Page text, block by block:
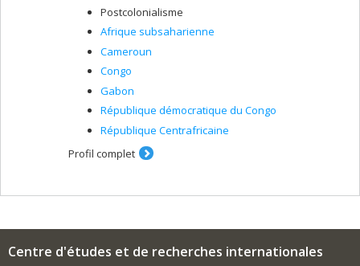
Postcolonialisme
Afrique subsaharienne
Cameroun
Congo
Gabon
République démocratique du Congo
République Centrafricaine
Profil complet
Centre d'études et de recherches internationales